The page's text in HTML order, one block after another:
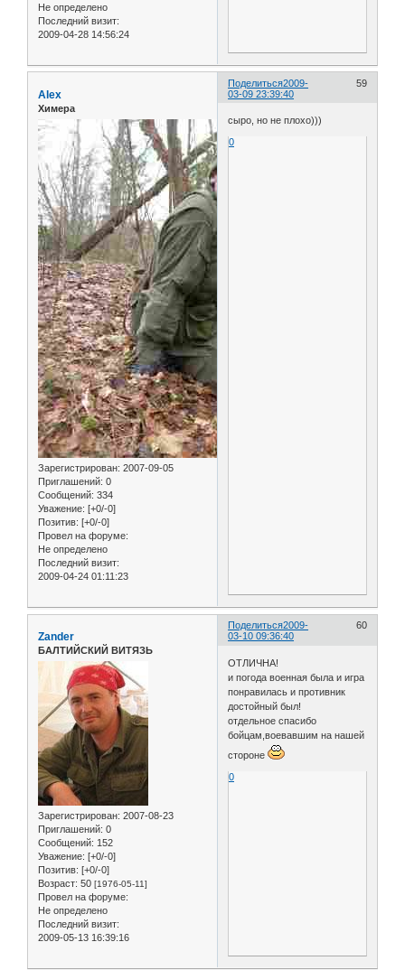
Не определено
Последний визит:
2009-04-28 14:56:24
Поделиться 59
2009-
03-09 23:39:40
Alex
Химера
Зарегистрирован: 2007-09-05
Приглашений: 0
Сообщений: 334
Уважение: [+0/-0]
Позитив: [+0/-0]
Провел на форуме:
Не определено
Последний визит:
2009-04-24 01:11:23
сыро, но не плохо)))
0
Поделиться 60
2009-
03-10 09:36:40
Zander
БАЛТИЙСКИЙ ВИТЯЗЬ
Зарегистрирован: 2007-08-23
Приглашений: 0
Сообщений: 152
Уважение: [+0/-0]
Позитив: [+0/-0]
Возраст: 50 [1976-05-11]
Провел на форуме:
Не определено
Последний визит:
2009-05-13 16:39:16
ОТЛИЧНА!
и погода военная была и игра
понравилась и противник
достойный был!
отдельное спасибо
бойцам,воевавшим на нашей
стороне
0